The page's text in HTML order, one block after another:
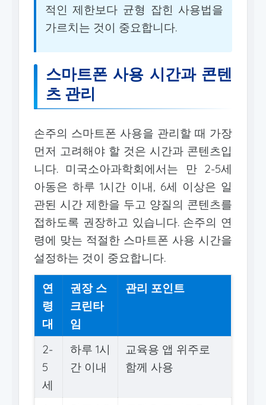
적인 제한보다 균형 잡힌 사용법을
가르치는 것이 중요합니다.
스마트폰 사용 시간과 콘텐
츠 관리
손주의 스마트폰 사용을 관리할 때 가장
먼저 고려해야 할 것은 시간과 콘텐츠입
니다. 미국소아과학회에서는 만 2-5세
아동은 하루 1시간 이내, 6세 이상은 일
관된 시간 제한을 두고 양질의 콘텐츠를
접하도록 권장하고 있습니다. 손주의 연
령에 맞는 적절한 스마트폰 사용 시간을
설정하는 것이 중요합니다.
연
령
대
권장 스
크린타
임
관리 포인트
2-
5
세
하루 1시
간 이내
교육용 앱 위주로
함께 사용